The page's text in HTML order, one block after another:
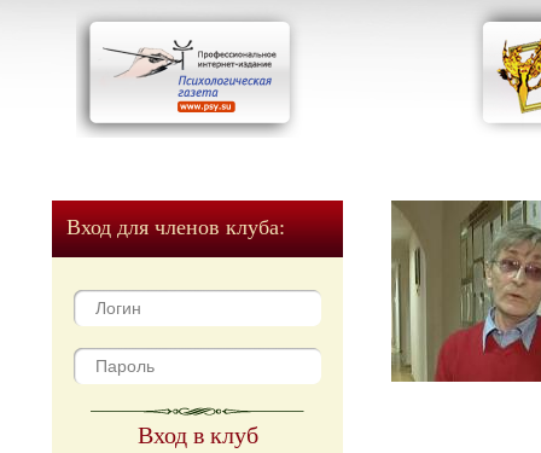
Вход для членов клуба:
Вход в клуб